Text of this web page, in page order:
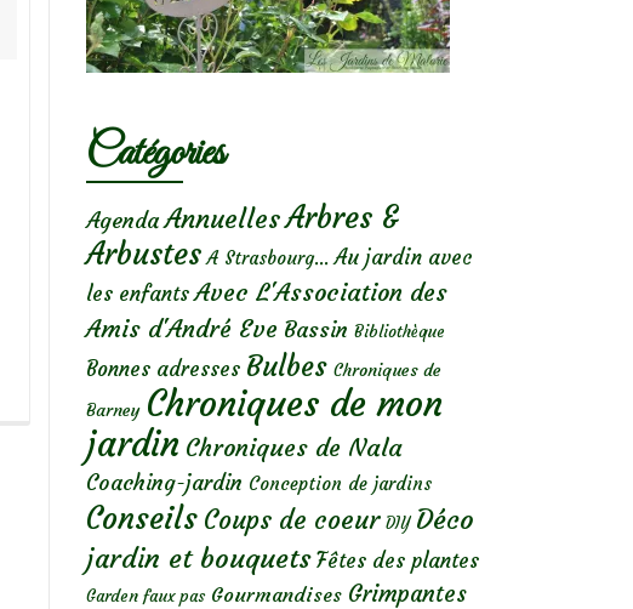
Catégories
Agenda AnnuellesArbres &
Arbustes A Strasbourg... Au jardin avec
les enfants Avec L'Association des
Amis d'André Eve Bassin Bibliothèque
Bonnes adresses Bulbes Chroniques de
Barney Chroniques de mon
jardin Chroniques de Nala
Coaching-jardin Conception de jardins
Conseils Coups de coeur DIY Déco
jardin et bouquets Fêtes des plantes
Garden faux pas Gourmandises Grimpantes